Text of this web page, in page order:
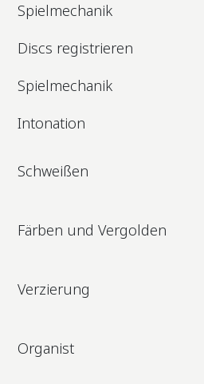
Spielmechanik
Discs registrieren
Spielmechanik
Intonation
Schweißen
Färben und Vergolden
Verzierung
Organist